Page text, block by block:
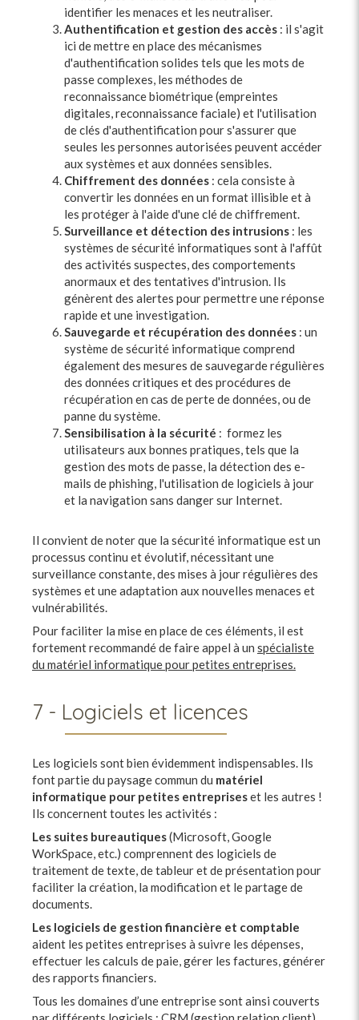
identifier les menaces et les neutraliser.
Authentification et gestion des accès : il s'agit
ici de mettre en place des mécanismes
d'authentification solides tels que les mots de
passe complexes, les méthodes de
reconnaissance biométrique (empreintes
digitales, reconnaissance faciale) et l'utilisation
de clés d'authentification pour s'assurer que
seules les personnes autorisées peuvent accéder
aux systèmes et aux données sensibles.
Chiffrement des données : cela consiste à
convertir les données en un format illisible et à
les protéger à l'aide d'une clé de chiffrement.
Surveillance et détection des intrusions : les
systèmes de sécurité informatiques sont à l'affût
des activités suspectes, des comportements
anormaux et des tentatives d'intrusion. Ils
génèrent des alertes pour permettre une réponse
rapide et une investigation.
Sauvegarde et récupération des données : un
système de sécurité informatique comprend
également des mesures de sauvegarde régulières
des données critiques et des procédures de
récupération en cas de perte de données, ou de
panne du système.
Sensibilisation à la sécurité : formez les
utilisateurs aux bonnes pratiques, tels que la
gestion des mots de passe, la détection des e-
mails de phishing, l'utilisation de logiciels à jour
et la navigation sans danger sur Internet.
Il convient de noter que la sécurité informatique est un
processus continu et évolutif, nécessitant une
surveillance constante, des mises à jour régulières des
systèmes et une adaptation aux nouvelles menaces et
vulnérabilités.
Pour faciliter la mise en place de ces éléments, il est
fortement recommandé de faire appel à un spécialiste
du matériel informatique pour petites entreprises.
7 - Logiciels et licences
Les logiciels sont bien évidemment indispensables. Ils
font partie du paysage commun du matériel
informatique pour petites entrepriseset les autres !
Ils concernent toutes les activités :
Les suites bureautiques(Microsoft, Google
WorkSpace, etc.) comprennent des logiciels de
traitement de texte, de tableur et de présentation pour
faciliter la création, la modification et le partage de
documents.
Les logiciels de gestion financière et comptable
aident les petites entreprises à suivre les dépenses,
effectuer les calculs de paie, gérer les factures, générer
des rapports financiers.
Tous les domaines d’une entreprise sont ainsi couverts